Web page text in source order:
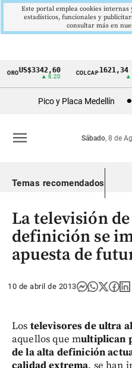
Cintillo
Colombia
US$3342,60
▲ 8.20
COLCAP1621,34
▲
Pico y Placa Medellín
Sábado, 8 de
menu
Temas recomendados
La televisión
definición se
apuesta de
10 de abril de 2013
Los televisores de ultra
aquellos que multiplican
de la alta definición
Este portal emplea cookies internas
estadísticos, funcionales y
consultar más en